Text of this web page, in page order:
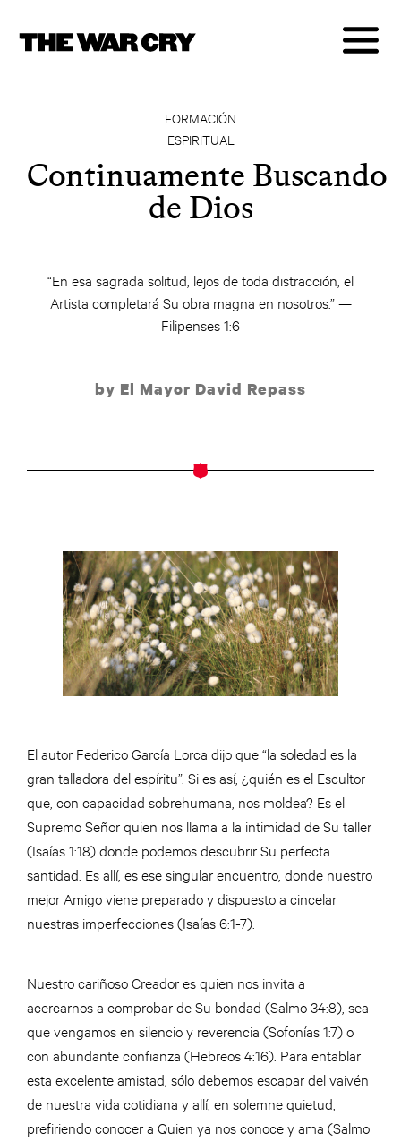
FORMACIÓN
ESPIRITUAL
Continuamente Buscando
de Dios
“En esa sagrada solitud, lejos de toda distracción, el
Artista completará Su obra magna en nosotros.” —
Filipenses 1:6
by El Mayor David Repass
El autor Federico García Lorca dijo que “la soledad es la
gran talladora del espíritu”. Si es así, ¿quién es el Escultor
que, con capacidad sobrehumana, nos moldea? Es el
Supremo Señor quien nos llama a la intimidad de Su taller
(Isaías 1:18) donde podemos descubrir Su perfecta
santidad. Es allí, es ese singular encuentro, donde nuestro
mejor Amigo viene preparado y dispuesto a cincelar
nuestras imperfecciones (Isaías 6:1-7).
Nuestro cariñoso Creador es quien nos invita a
acercarnos a comprobar de Su bondad (Salmo 34:8), sea
que vengamos en silencio y reverencia (Sofonías 1:7) o
con abundante confianza (Hebreos 4:16). Para entablar
esta excelente amistad, sólo debemos escapar del vaivén
de nuestra vida cotidiana y allí, en solemne quietud,
prefiriendo conocer a Quien ya nos conoce y ama (Salmo